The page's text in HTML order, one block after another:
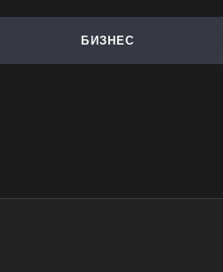
БИЗНЕС